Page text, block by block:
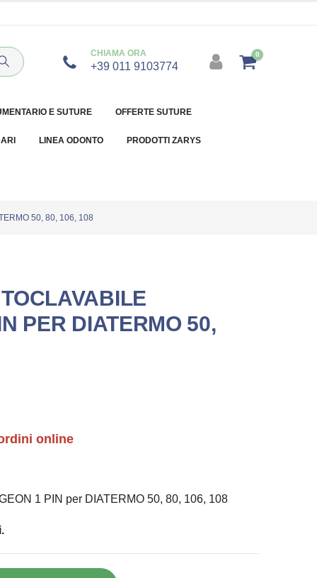
CHIAMA ORA
+39 011 9103774
0
E SUTURE OFFERTE SUTURE
LINEA ODONTO PRODOTTI ZARYS
50, 80, 106, 108
PER DIATERMO 50,
online
1 PIN per DIATERMO 50, 80, 106, 108